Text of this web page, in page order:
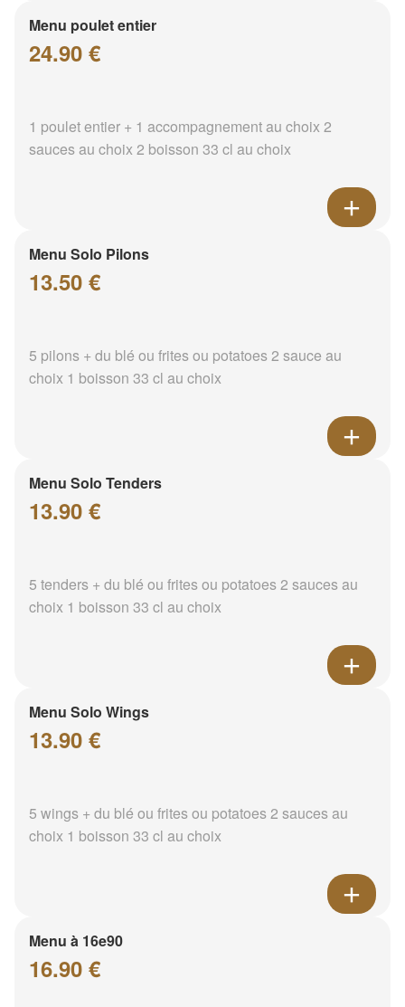
Menu poulet entier
24.90 €
1 poulet entier + 1 accompagnement au choix 2
sauces au choix 2 boisson 33 cl au choix
Menu Solo Pilons
13.50 €
5 pilons + du blé ou frites ou potatoes 2 sauce au
choix 1 boisson 33 cl au choix
Menu Solo Tenders
13.90 €
5 tenders + du blé ou frites ou potatoes 2 sauces au
choix 1 boisson 33 cl au choix
Menu Solo Wings
13.90 €
5 wings + du blé ou frites ou potatoes 2 sauces au
choix 1 boisson 33 cl au choix
Menu à 16e90
16.90 €